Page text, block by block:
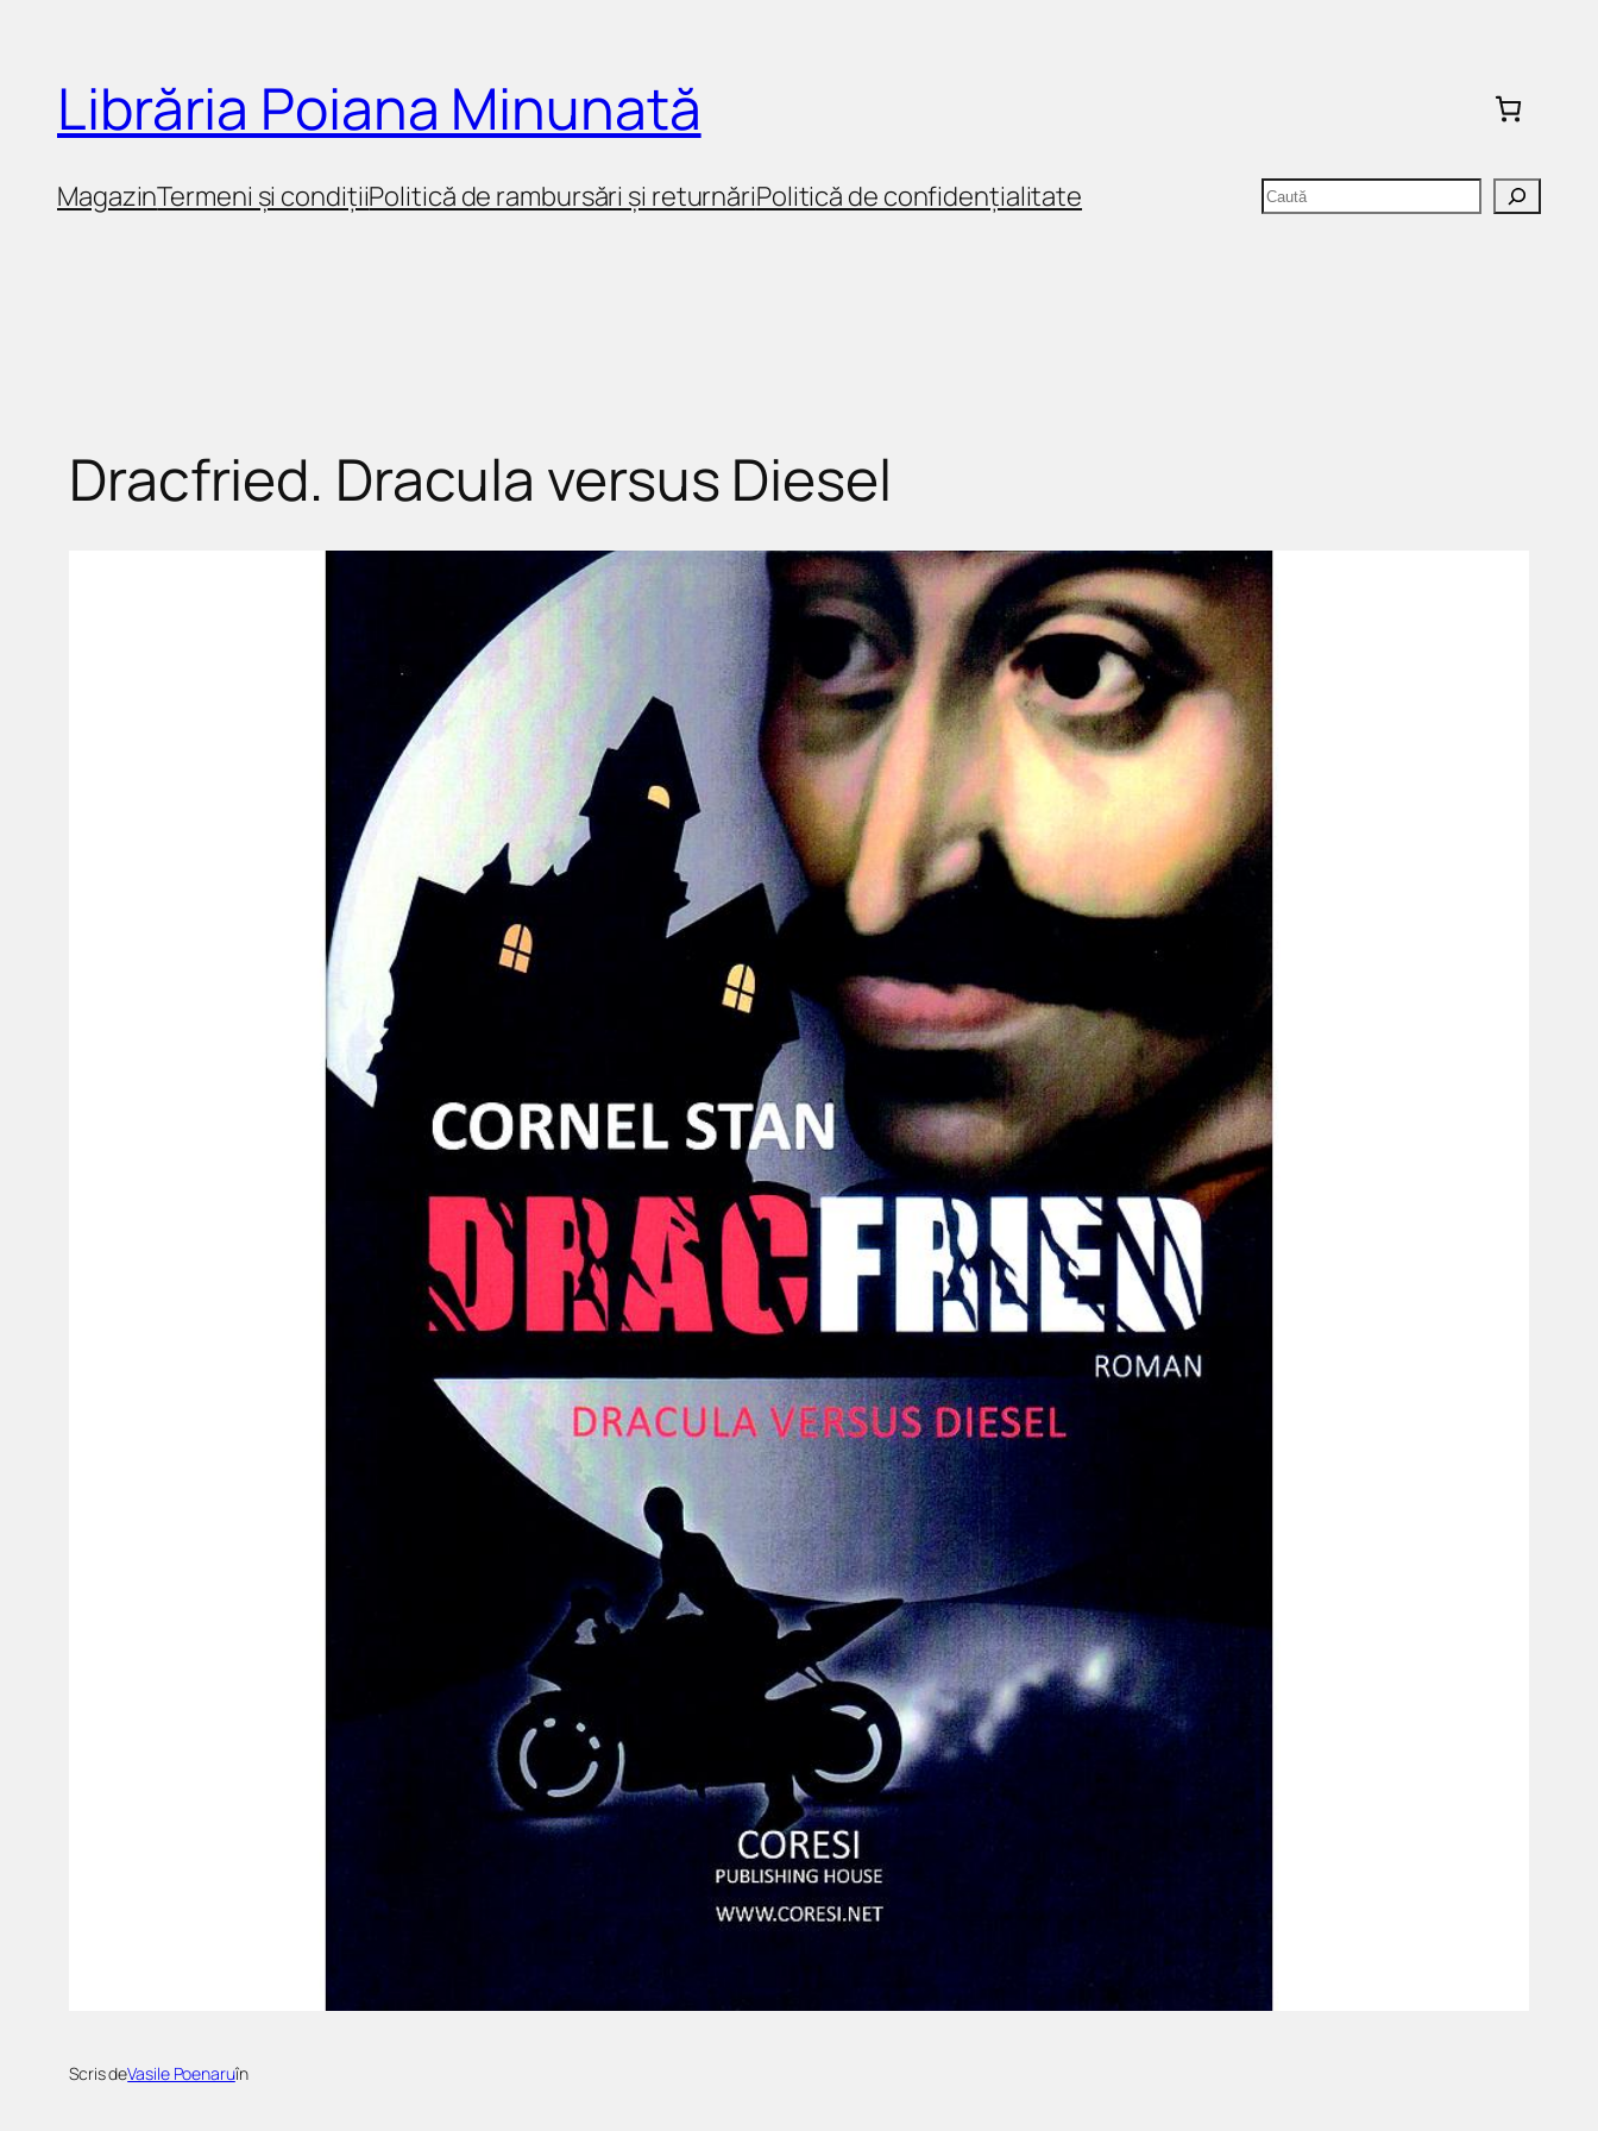
conținut
Librăria Poiana Minunată
MagazinTermeni și condițiiPolitică de rambursări și returnăriPolitică de confidențialitate Caută
Dracfried. Dracula versus Diesel
Scris deVasile Poenaruîn